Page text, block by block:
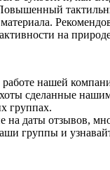
на
нашей
сделанные
группах.
на даты отзывов,
группы и